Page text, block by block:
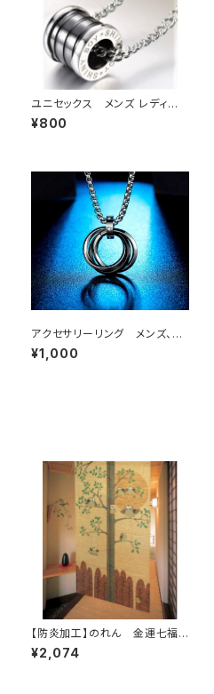
ユニセックス メンズ レディー
ス リングネックレス シルバー
¥800
アクセサリーリング メンズ、レ
ディース ユニセックス3連リン
グネックレス ブルー新品
¥1,000
【防炎加工】のれん 金運七福ろ
う
¥2,074